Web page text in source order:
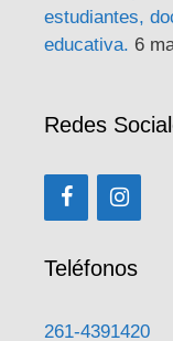
estudiantes,
educativa. 6
Redes
Teléfonos
261-4391420